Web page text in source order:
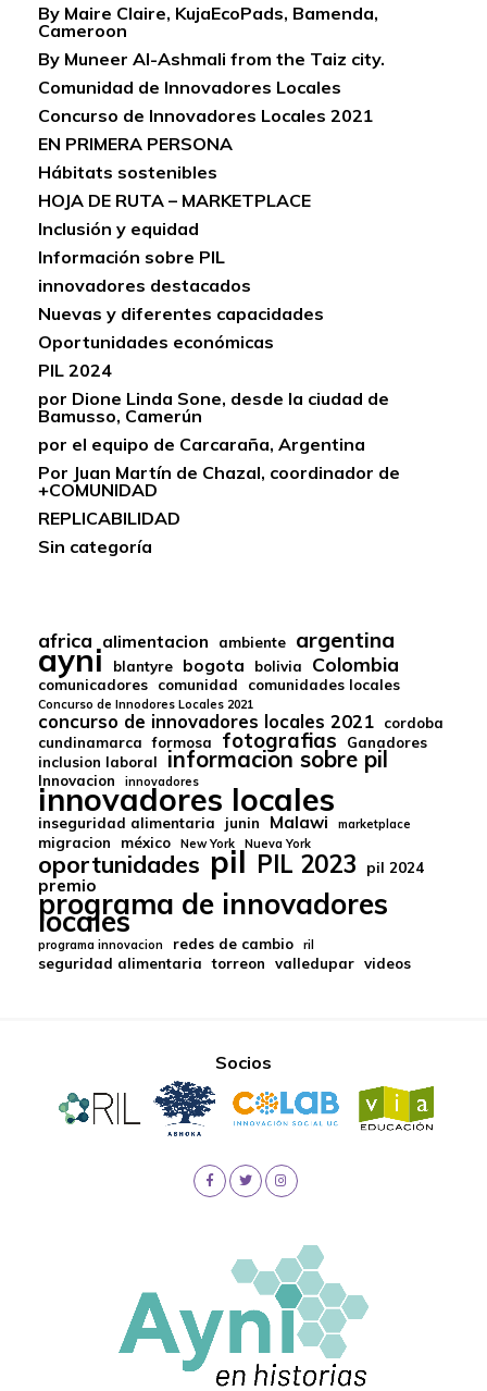
By Maire Claire, KujaEcoPads, Bamenda,
Cameroon
By Muneer Al-Ashmali from the Taiz city.
Comunidad de Innovadores Locales
Concurso de Innovadores Locales 2021
EN PRIMERA PERSONA
Hábitats sostenibles
HOJA DE RUTA – MARKETPLACE
Inclusión y equidad
Información sobre PIL
innovadores destacados
Nuevas y diferentes capacidades
Oportunidades económicas
PIL 2024
por Dione Linda Sone, desde la ciudad de
Bamusso, Camerún
por el equipo de Carcaraña, Argentina
Por Juan Martín de Chazal, coordinador de
+COMUNIDAD
REPLICABILIDAD
Sin categoría
africa alimentacion ambiente argentina
ayni blantyre bogota bolivia Colombia
comunicadores comunidad comunidades locales
Concurso de Innodores Locales 2021
concurso de innovadores locales 2021
cordoba
cundinamarca
formosa fotografias
Ganadores
inclusion laboral
informacion sobre pil
Innovacion innovadores
innovadores locales
inseguridad alimentaria junin Malawi marketplace
migracion méxico New York Nueva York
oportunidades pil PIL 2023 pil 2024
premio
programa de innovadores
locales
programa innovacion redes de cambio ril
seguridad alimentaria torreon valledupar videos
Socios